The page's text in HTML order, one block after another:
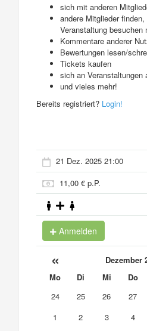
sich mit anderen
andere Mitglieder
Veranstaltung besuchen
Kommentare anderer
Bewertungen lesen/
Tickets kaufen
sich an Veranstaltungen
und vieles mehr!
Bereits registriert? Login!
21 Dez. 2025 21:00
11,00 € p.P.
Anmelden
« Dezember
Mo Di Mi Do
24
25 26 27
1
2 3 4